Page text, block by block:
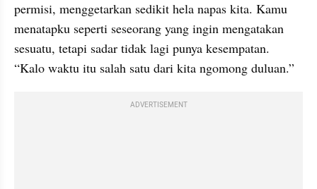
permisi, menggetarkan sedikit hela napas kita. Kamu
menatapku seperti seseorang yang ingin mengatakan
sesuatu, tetapi sadar tidak lagi punya kesempatan.
“Kalo waktu itu salah satu dari kita ngomong duluan.”
ADVERTISEMENT